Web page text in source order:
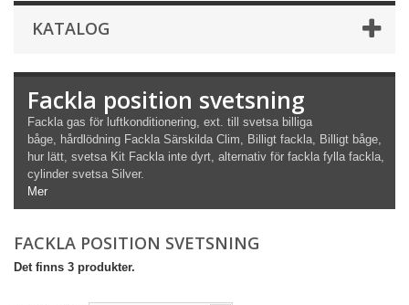
KATALOG
Fackla position svetsning
Fackla gas för luftkonditionering, ext. till svetsabilliga
båge, hårdlödning FacklaSärskilda Clim, Billigt fackla, Billigt båge,
hur lätt, svetsa Kit Facklainte dyrt, alternativ för fackla fylla fackla,
cylinder svetsaSilver.
Mer
FACKLA POSITION SVETSNING
Det finns 3 produkter.